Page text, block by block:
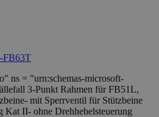
FB63T
ns = "urn:schemas-microsoft-
3-Punkt Rahmen für FB51L,
mit Sperrventil für Stützbeine
Kat II- ohne Drehhebelsteuerung